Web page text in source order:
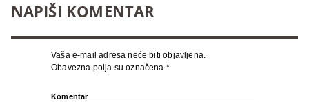
NAPIŠI KOMENTAR
Vaša e-mail adresa neće biti objavljena.
Obavezna polja su označena *
Komentar